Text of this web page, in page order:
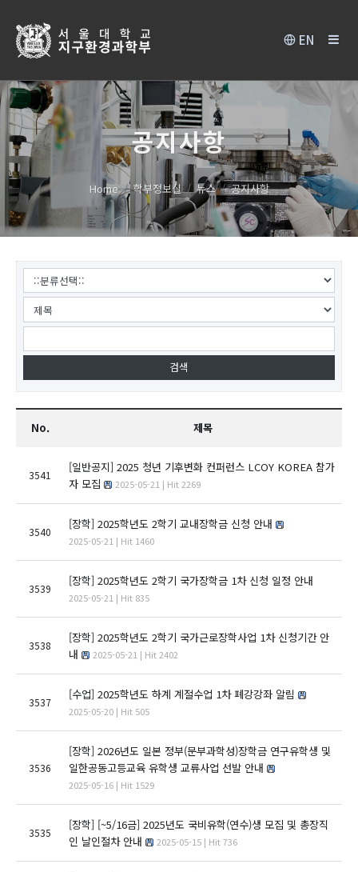
EN
공지사항
Home 학부정보실 뉴스 공지사항
No. 제목
3541
[일반공지] 2025 청년 기후변화 컨퍼런스 LCOY KOREA 참가
자 모집
2025-05-21 | Hit 2269
3540
[장학] 2025학년도 2학기 교내장학금 신청 안내
2025-05-21 | Hit 1460
3539
[장학] 2025학년도 2학기 국가장학금 1차 신청 일정 안내
2025-05-21 | Hit 835
3538
[장학] 2025학년도 2학기 국가근로장학사업 1차 신청기간 안
내
2025-05-21 | Hit 2402
3537
[수업] 2025학년도 하계 계절수업 1차 폐강강좌 알림
2025-05-20 | Hit 505
3536
[장학] 2026년도 일본 정부(문부과학성)장학금 연구유학생 및
일한공동고등교육 유학생 교류사업 선발 안내
2025-05-16 | Hit 1529
3535
[장학] [~5/16금] 2025년도 국비유학(연수)생 모집 및 총장직
인 날인절차 안내
2025-05-15 | Hit 736